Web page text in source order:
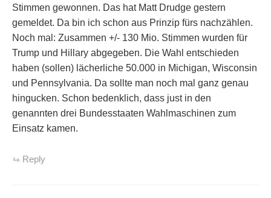
Stimmen gewonnen. Das hat Matt Drudge gestern
gemeldet. Da bin ich schon aus Prinzip fürs nachzählen.
Noch mal: Zusammen +/- 130 Mio. Stimmen wurden für
Trump und Hillary abgegeben. Die Wahl entschieden
haben (sollen) lächerliche 50.000 in Michigan, Wisconsin
und Pennsylvania. Da sollte man noch mal ganz genau
hingucken. Schon bedenklich, dass just in den
genannten drei Bundesstaaten Wahlmaschinen zum
Einsatz kamen.
Reply